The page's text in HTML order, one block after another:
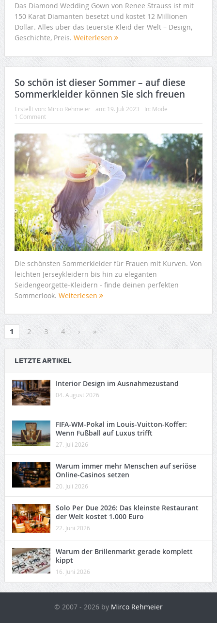
Das Diamond Wedding Gown von Renee Strauss ist mit
150 Karat Diamanten besetzt und kostet 12 Millionen
Dollar. Alles über das teuerste Kleid der Welt – Design,
Geschichte, Preis. Weiterlesen
So schön ist dieser Sommer – auf diese
Sommerkleider können Sie sich freuen
Erstellt von: Mirco Rehmeier am: 19. Juli 2023 In: Mode
1 Comment
Die schönsten Sommerkleider für Frauen mit Kurven. Von
leichten Jerseykleidern bis hin zu eleganten
Seidengeorgette-Kleidern - finde deinen perfekten
Sommerlook. Weiterlesen
1 2 3 4 › »
LETZTE ARTIKEL
Interior Design im Ausnahmezustand
04. August 2026
FIFA-WM-Pokal im Louis-Vuitton-Koffer:
Wenn Fußball auf Luxus trifft
27. Juli 2026
Warum immer mehr Menschen auf seriöse
Online-Casinos setzen
20. Juli 2026
Solo Per Due 2026: Das kleinste Restaurant
der Welt kostet 1.000 Euro
22. Juni 2026
Warum der Brillenmarkt gerade komplett
kippt
16. Juni 2026
© 2007 - 2026 by Mirco Rehmeier